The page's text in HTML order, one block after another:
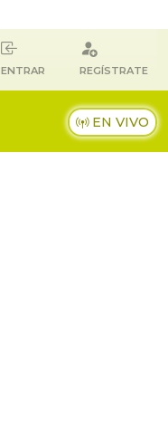
ENTRAR REGÍSTRATE
EN VIVO